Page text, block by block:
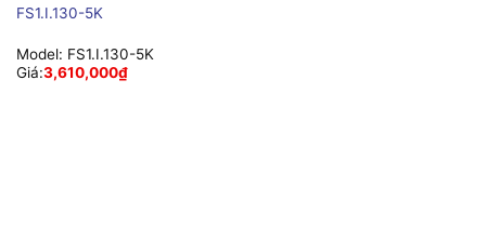
FS1.I.130-5K
Model: FS1.I.130-5K
Giá:3,610,000₫